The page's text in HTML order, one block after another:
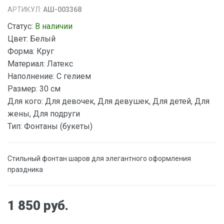
АРТИКУЛ: АШ-003368
Статус: В наличии
Цвет: Белый
Форма: Круг
Материал: Латекс
Наполнение: С гелием
Размер: 30 см
Для кого: Для девочек, Для девушек, Для детей, Для
жены, Для подруги
Тип: Фонтаны (букеты)
Стильный фонтан шаров для элегантного оформления
праздника
1 850 руб.